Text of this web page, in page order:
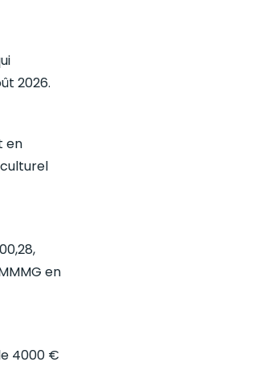
2026.
en
en
4000 €